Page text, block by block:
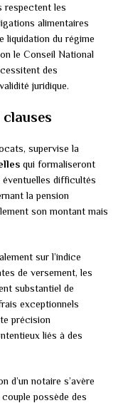
respectent les
alimentaires
liquidation du régime
le Conseil National
des
juridique.
supervise la
qui formaliseront
difficultés
la pension
son montant mais
sur l’indice
de versement, les
substantiel de
exceptionnels
précision
liés à des
d’un notaire s’avère
possède des